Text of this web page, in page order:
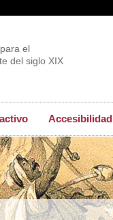
el
del siglo XIX
Accesibilidad